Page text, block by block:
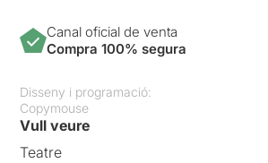
Canal oficial de venta
Compra 100% segura
Disseny i programació:
Copymouse
Vull veure
Teatre